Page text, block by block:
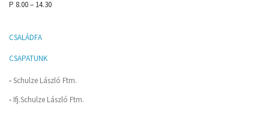
P 8.00 – 14.30
CSALÁDFA
CSAPATUNK
-Schulze László Ftm.
- Ifj.Schulze László Ftm.